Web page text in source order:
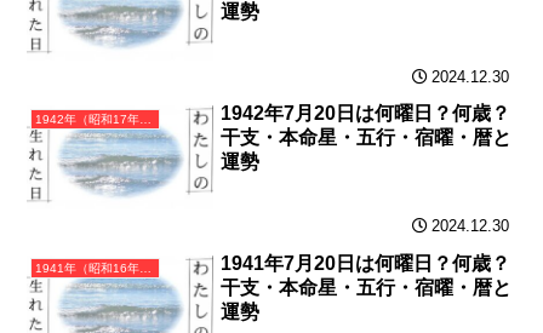
運勢
2024.12.30
1942年（昭和17年）壬午（みずのえうま）・午年（うま年）カレンダー（月曜はじまり）
1942年7月20日は何曜日？何歳？
干支・本命星・五行・宿曜・暦と
運勢
2024.12.30
1941年（昭和16年）辛巳（かのとみ）・巳年（へび年）カレンダー（月曜はじまり）
1941年7月20日は何曜日？何歳？
干支・本命星・五行・宿曜・暦と
運勢